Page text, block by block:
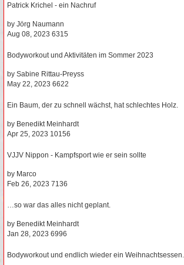
Patrick Krichel - ein Nachruf
by Jörg Naumann
Aug 08, 2023 6315
Bodyworkout und Aktivitäten im Sommer 2023
by Sabine Rittau-Preyss
May 22, 2023 6622
Ein Baum, der zu schnell wächst, hat schlechtes Holz.
by Benedikt Meinhardt
Apr 25, 2023 10156
VJJV Nippon - Kampfsport wie er sein sollte
by Marco
Feb 26, 2023 7136
…so war das alles nicht geplant.
by Benedikt Meinhardt
Jan 28, 2023 6996
Bodyworkout und endlich wieder ein Weihnachtsessen...